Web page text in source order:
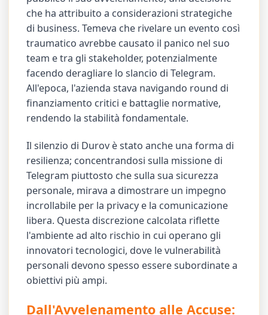
che ha attribuito a considerazioni strategiche
di business. Temeva che rivelare un evento così
traumatico avrebbe causato il panico nel suo
team e tra gli stakeholder, potenzialmente
facendo deragliare lo slancio di Telegram.
All'epoca, l'azienda stava navigando round di
finanziamento critici e battaglie normative,
rendendo la stabilità fondamentale.
Il silenzio di Durov è stato anche una forma di
resilienza; concentrandosi sulla missione di
Telegram piuttosto che sulla sua sicurezza
personale, mirava a dimostrare un impegno
incrollabile per la privacy e la comunicazione
libera. Questa discrezione calcolata riflette
l'ambiente ad alto rischio in cui operano gli
innovatori tecnologici, dove le vulnerabilità
personali devono spesso essere subordinate a
obiettivi più ampi.
Dall'Avvelenamento alle Accuse: